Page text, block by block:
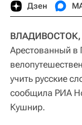
Дзен
ВЛАДИВОСТОК,
Арестованный в
учить русские
сообщила РИА
Кушнир.